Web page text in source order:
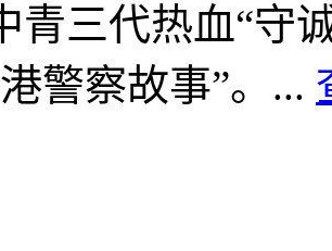
三代热血“守诚
警察故事”。...